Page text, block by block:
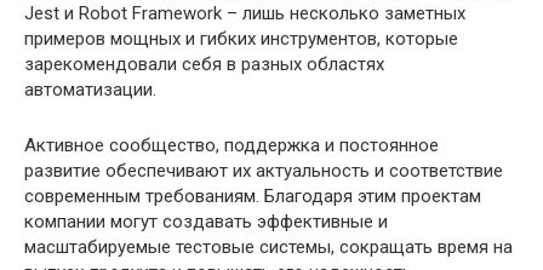
Jest и Robot Framework – лишь несколько заметных
примеров мощных и гибких инструментов, которые
зарекомендовали себя в разных областях
автоматизации.
Активное сообщество, поддержка и постоянное
развитие обеспечивают их актуальность и соответствие
современным требованиям. Благодаря этим проектам
компании могут создавать эффективные и
масштабируемые тестовые системы, сокращать время на